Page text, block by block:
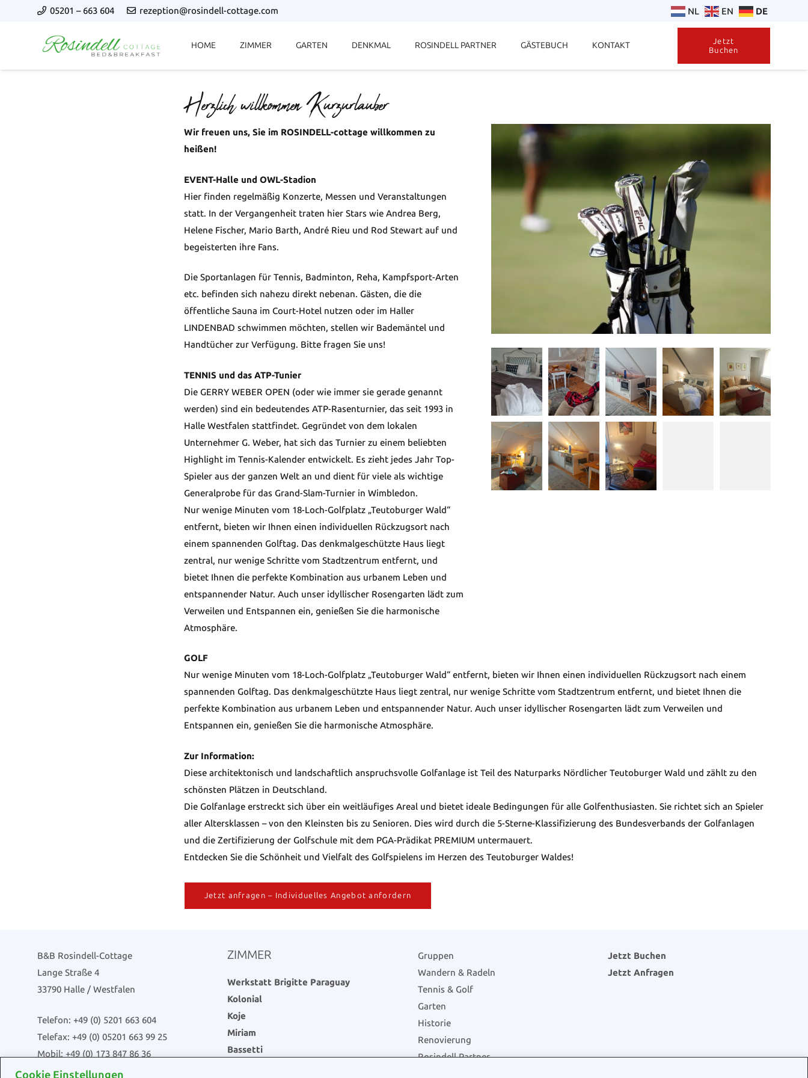
Cookie Einstellungen
05201 – 663 604 rezeption@rosindell-cottage.com NL EN DE
HOME ZIMMER GARTEN DENKMAL ROSINDELL PARTNER GÄSTEBUCH KONTAKT
Jetzt
Buchen
Herzlich willkommen Kurzurlauber
Wir freuen uns, Sie im ROSINDELL-cottage willkommen zu
heißen!
EVENT-Halle und OWL-Stadion
Hier finden regelmäßig Konzerte, Messen und Veranstaltungen
statt. In der Vergangenheit traten hier Stars wie Andrea Berg,
Helene Fischer, Mario Barth, André Rieu und Rod Stewart auf und
begeisterten ihre Fans.
Die Sportanlagen für Tennis, Badminton, Reha, Kampfsport-Arten
etc. befinden sich nahezu direkt nebenan. Gästen, die die
öffentliche Sauna im Court-Hotel nutzen oder im Haller
LINDENBAD schwimmen möchten, stellen wir Bademäntel und
Handtücher zur Verfügung. Bitte fragen Sie uns!
TENNIS und das ATP-Tunier
Die GERRY WEBER OPEN (oder wie immer sie gerade genannt
werden) sind ein bedeutendes ATP-Rasenturnier, das seit 1993 in
Halle Westfalen stattfindet. Gegründet von dem lokalen
Unternehmer G. Weber, hat sich das Turnier zu einem beliebten
Highlight im Tennis-Kalender entwickelt. Es zieht jedes Jahr Top-
Spieler aus der ganzen Welt an und dient für viele als wichtige
Generalprobe für das Grand-Slam-Turnier in Wimbledon.
Nur wenige Minuten vom 18-Loch-Golfplatz „Teutoburger Wald“
entfernt, bieten wir Ihnen einen individuellen Rückzugsort nach
einem spannenden Golftag. Das denkmalgeschützte Haus liegt
zentral, nur wenige Schritte vom Stadtzentrum entfernt, und
bietet Ihnen die perfekte Kombination aus urbanem Leben und
entspannender Natur. Auch unser idyllischer Rosengarten lädt zum
Verweilen und Entspannen ein, genießen Sie die harmonische
Atmosphäre.
GOLF
Nur wenige Minuten vom 18-Loch-Golfplatz „Teutoburger Wald“ entfernt, bieten wir Ihnen einen individuellen Rückzugsort nach einem
spannenden Golftag. Das denkmalgeschützte Haus liegt zentral, nur wenige Schritte vom Stadtzentrum entfernt, und bietet Ihnen die
perfekte Kombination aus urbanem Leben und entspannender Natur. Auch unser idyllischer Rosengarten lädt zum Verweilen und
Entspannen ein, genießen Sie die harmonische Atmosphäre.
Zur Information:
Diese architektonisch und landschaftlich anspruchsvolle Golfanlage ist Teil des Naturparks Nördlicher Teutoburger Wald und zählt zu den
schönsten Plätzen in Deutschland.
Die Golfanlage erstreckt sich über ein weitläufiges Areal und bietet ideale Bedingungen für alle Golfenthusiasten. Sie richtet sich an Spieler
aller Altersklassen – von den Kleinsten bis zu Senioren. Dies wird durch die 5-Sterne-Klassifizierung des Bundesverbands der Golfanlagen
und die Zertifizierung der Golfschule mit dem PGA-Prädikat PREMIUM untermauert.
Entdecken Sie die Schönheit und Vielfalt des Golfspielens im Herzen des Teutoburger Waldes!
Jetzt anfragen – Individuelles Angebot anfordern
B&B Rosindell-Cottage
Lange Straße 4
33790 Halle / Westfalen
Telefon: +49 (0) 5201 663 604
Telefax: +49 (0) 05201 663 99 25
Mobil: +49 (0) 173 847 86 36
ZIMMER
Werkstatt Brigitte Paraguay
Kolonial
Koje
Miriam
Bassetti
Gruppen
Wandern & Radeln
Tennis & Golf
Garten
Historie
Renovierung
Rosindell Partner
Jetzt Buchen
Jetzt Anfragen